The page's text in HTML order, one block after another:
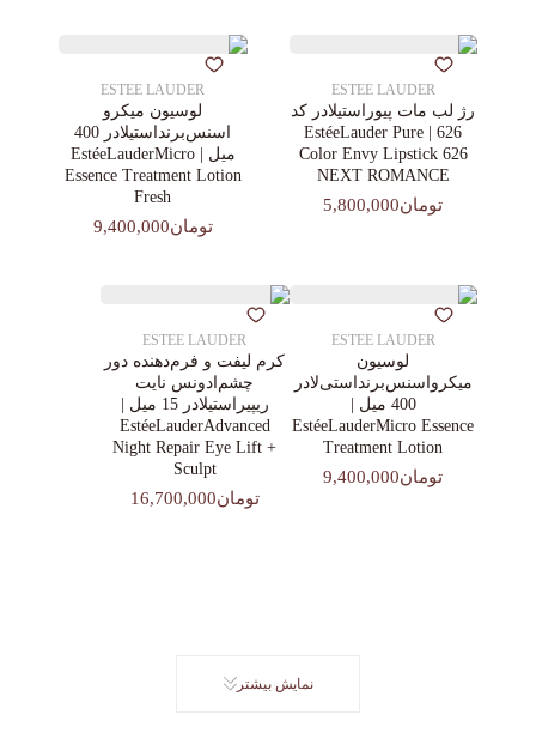
ESTEE LAUDER
رژ لب مات پیوراستیلادر کد
626 | EstéeLauder Pure
Color Envy Lipstick 626
NEXT ROMANCE
تومان5,800,000
ESTEE LAUDER
لوسیون میکرو
اسنس‌برنداستیلادر 400
میل | EstéeLauderMicro
Essence Treatment Lotion
Fresh
تومان9,400,000
ESTEE LAUDER
لوسیون
میکرواسنس‌برنداستی‌لادر
400 میل |
EstéeLauderMicro Essence
Treatment Lotion
تومان9,400,000
ESTEE LAUDER
کرم لیفت و فرم‌دهنده دور
چشم‌ادونس نایت
ریپیراستیلادر 15 میل |
EstéeLauderAdvanced
Night Repair Eye Lift +
Sculpt
تومان16,700,000
نمایش بیشتر